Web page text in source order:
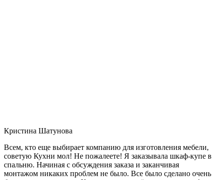
Кристина Шатунова
Всем, кто еще выбирает компанию для изготовления мебели,
советую Кухни мол! Не пожалеете! Я заказывала шкаф-купе в
спальню. Начиная с обсуждения заказа и заканчивая
монтажом никаких проблем не было. Все было сделано очень